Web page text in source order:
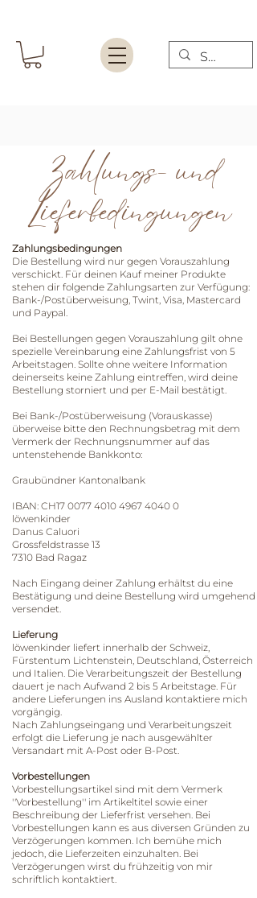
Zahlungs- und
Lieferbedingungen
Zahlungsbedingungen
Die Bestellung wird nur gegen Vorauszahlung
verschickt. Für deinen Kauf meiner Produkte
stehen dir folgende Zahlungsarten zur Verfügung:
Bank-/Postüberweisung, Twint, Visa, Mastercard
und Paypal.
Bei Bestellungen gegen Vorauszahlung gilt ohne
spezielle Vereinbarung eine Zahlungsfrist von 5
Arbeitstagen. Sollte ohne weitere Information
deinerseits keine Zahlung eintreffen, wird deine
Bestellung storniert und per E-Mail bestätigt.
Bei Bank-/Postüberweisung (Vorauskasse)
überweise bitte den Rechnungsbetrag mit dem
Vermerk der Rechnungsnummer auf das
untenstehende Bankkonto:
Graubündner Kantonalbank
IBAN: CH17 0077 4010 4967 4040 0
löwenkinder
Danus Caluori
Grossfeldstrasse 13
7310 Bad Ragaz
Nach Eingang deiner Zahlung erhältst du eine
Bestätigung und deine Bestellung wird umgehend
versendet.
Lieferung
​löwenkinder liefert innerhalb der Schweiz,
Fürstentum Lichtenstein, Deutschland, Österreich
und Italien. Die Verarbeitungszeit der Bestellung
dauert je nach Aufwand 2 bis 5 Arbeitstage. Für
andere Lieferungen ins Ausland kontaktiere mich
vorgängig.
Nach Zahlungseingang und Verarbeitungszeit
erfolgt die Lieferung je nach ausgewählter
Versandart mit A-Post oder B-Post.
Vorbestellungen
Vorbestellungsartikel sind mit dem Vermerk
''Vorbestellung'' im Artikeltitel sowie einer
Beschreibung der Lieferfrist versehen. Bei
Vorbestellungen kann es aus diversen Gründen zu
Verzögerungen kommen. Ich bemühe mich
jedoch, die Lieferzeiten einzuhalten. Bei
Verzögerungen wirst du frühzeitig von mir
schriftlich kontaktiert.